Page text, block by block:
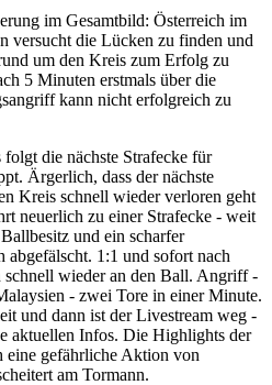
im Gesamtbild: Österreich im
versucht die Lücken zu finden und
um den Kreis zum Erfolg zu
5 Minuten erstmals über die
kann nicht erfolgreich zu
die nächste Strafecke für
Ärgerlich, dass der nächste
Kreis schnell wieder verloren geht
neuerlich zu einer Strafecke - weit
und ein scharfer
1:1 und sofort nach
wieder an den Ball. Angriff -
- zwei Tore in einer Minute.
und dann ist der Livestream weg -
aktuellen Infos. Die Highlights der
eine gefährliche Aktion von
am Tormann.